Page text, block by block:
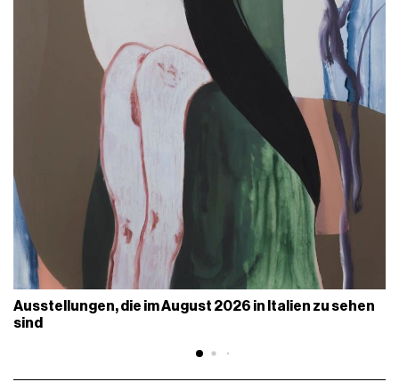
Ausstellungen, die im August 2026 in Italien zu sehen
sind